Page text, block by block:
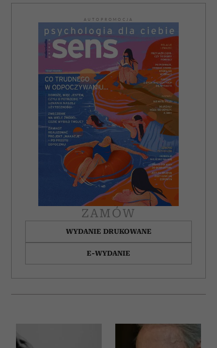
AUTOPROMOCJA
ZAMÓW
WYDANIE DRUKOWANE
E-WYDANIE